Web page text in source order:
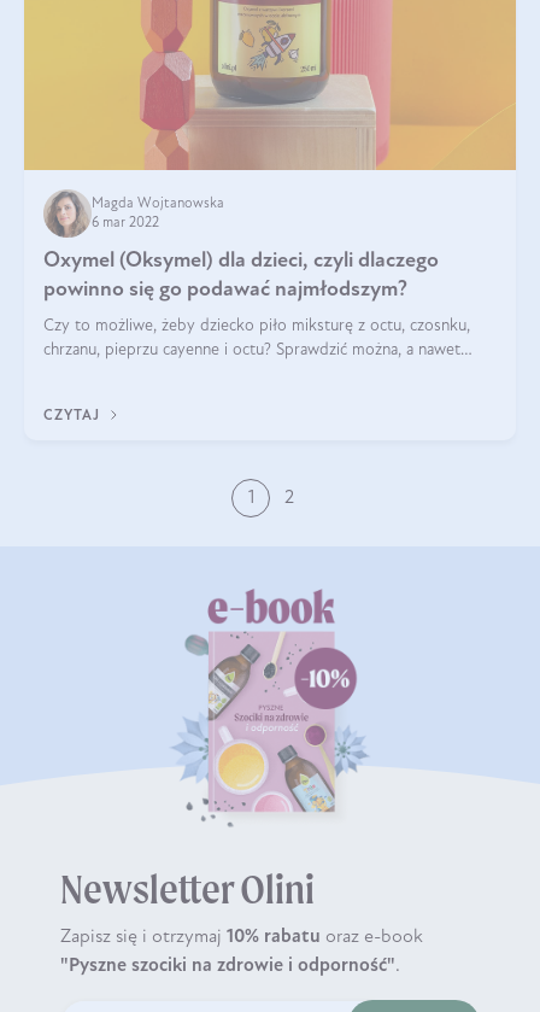
Magda Wojtanowska
6 mar 2022
Oxymel (Oksymel) dla dzieci, czyli dlaczego
powinno się go podawać najmłodszym?
Czy to możliwe, żeby dziecko piło miksturę z octu, czosnku,
chrzanu, pieprzu cayenne i octu? Sprawdzić można, a nawet
CZYTAJ
1 2
Newsletter Olini
Zapisz się i otrzymaj 10% rabatu oraz e-book
"Pyszne szociki na zdrowie i odporność".